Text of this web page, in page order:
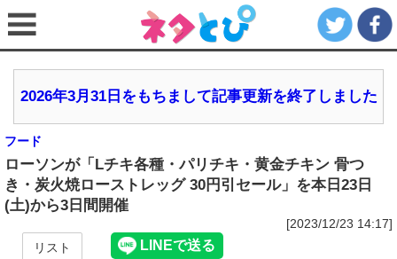
2026年3月31日をもちまして記事更新を終了しました
フード
ローソンが「Lチキ各種・パリチキ・黄金チキン 骨つ
き・炭火焼ローストレッグ 30円引セール」を本日23日
(土)から3日間開催
[2023/12/23 14:17]
リスト